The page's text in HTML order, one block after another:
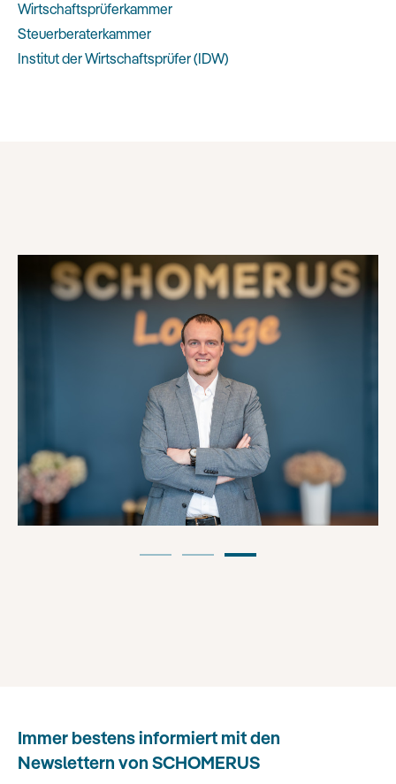
Wirtschaftsprüferkammer
Steuerberaterkammer
Institut der Wirtschaftsprüfer (IDW)
Immer bestens informiert mit den
Newslettern von SCHOMERUS